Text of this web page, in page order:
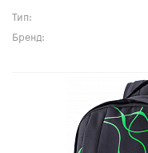
Тип:
Бренд: